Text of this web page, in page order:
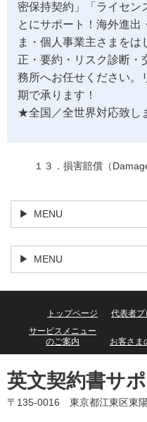
密保持契約」「ライセン
とにサポート！海外進出
ま・個人事業主さまをは
正・要約・リスク診断・
務所へお任せください。
期で承ります！
★全国／全世界対応致し
１３．損害賠償（
MENU
MENU
トップページ 代表者プ
サービスメニュー
のご案内
お客さま
英文契約書サ
〒135-0016 東京都江東区東